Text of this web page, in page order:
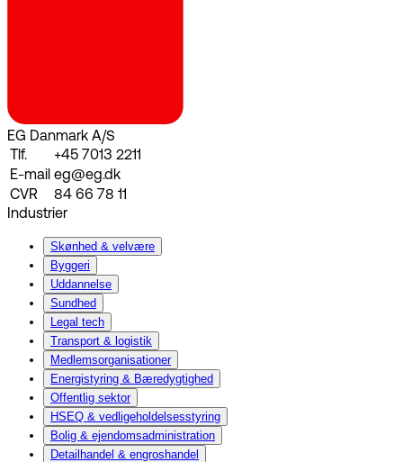
EG Danmark A/S
Tlf.
+45 7013 2211
E-mail eg@eg.dk
CVR
84 66 78 11
Industrier
Skønhed & velvære
Byggeri
Uddannelse
Sundhed
Legal tech
Transport & logistik
Medlemsorganisationer
Energistyring & Bæredygtighed
Offentlig sektor
HSEQ & vedligeholdelsesstyring
Bolig & ejendomsadministration
Detailhandel & engroshandel